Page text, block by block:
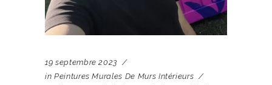
19 septembre 2023
in Peintures Murales De Murs Intérieurs